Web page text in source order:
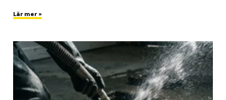
Lär mer »